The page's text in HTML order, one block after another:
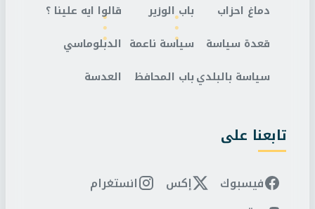
دماغ احزاب
قعدة سياسة
سياسة بالبلدي
باب الوزير
سياسة ناعمة
باب المحافظ
قالوا ايه علينا ؟
الدبلوماسي
العدسة
تابعنا على
فيسبوك إكس
انستغرام